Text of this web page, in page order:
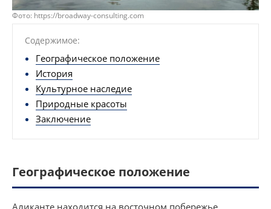
Фото: https://broadway-consulting.com
Содержимое:
Географическое положение
История
Культурное наследие
Природные красоты
Заключение
Географическое положение
Аликанте находится на восточном побережье